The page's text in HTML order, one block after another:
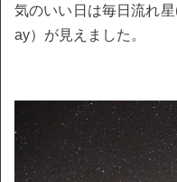
気のいい日は毎日流れ
ay）が見えました。